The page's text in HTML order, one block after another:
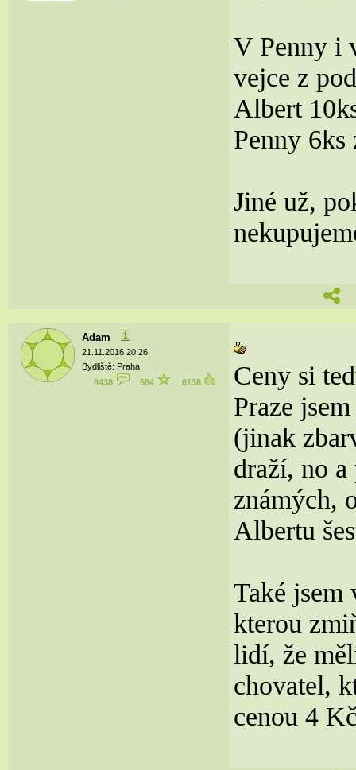
V Penny i
vejce z
Albert
Penny
Jiné už,
Adam
21.11.2016 20:26
Bydliště: Praha
6438
584 6138
Ceny si
Praze
(jinak
draží, no
známých,
Albertu
Také jsem
kterou
lidí, že
chovatel,
cenou 4